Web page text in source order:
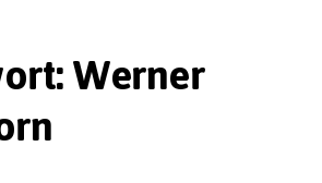
Werner